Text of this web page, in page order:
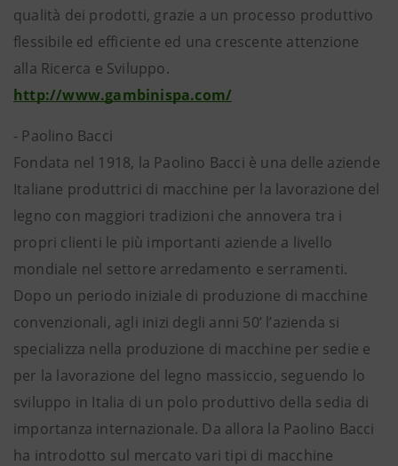
qualità dei prodotti, grazie a un processo produttivo
flessibile ed efficiente ed una crescente attenzione
alla Ricerca e Sviluppo.
http://www.gambinispa.com/
- Paolino Bacci
Fondata nel 1918, la Paolino Bacci è una delle aziende
Italiane produttrici di macchine per la lavorazione del
legno con maggiori tradizioni che annovera tra i
propri clienti le più importanti aziende a livello
mondiale nel settore arredamento e serramenti.
Dopo un periodo iniziale di produzione di macchine
convenzionali, agli inizi degli anni 50’ l’azienda si
specializza nella produzione di macchine per sedie e
per la lavorazione del legno massiccio, seguendo lo
sviluppo in Italia di un polo produttivo della sedia di
importanza internazionale. Da allora la Paolino Bacci
ha introdotto sul mercato vari tipi di macchine